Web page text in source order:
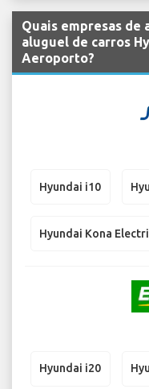
Quais empresas de
aluguel de carros
Aeroporto?
Hyundai i10
Hyundai Kona
Hyundai i20